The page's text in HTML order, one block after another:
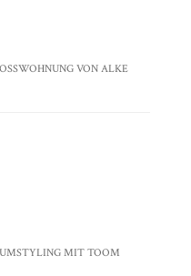
VON ALKE
MIT TOOM